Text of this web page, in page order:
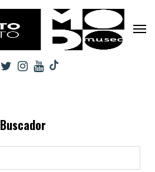
Buscador